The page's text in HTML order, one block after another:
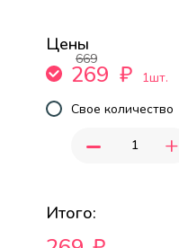
Цены
669
269 ₽
1шт.
Свое количество
- +
Итого: